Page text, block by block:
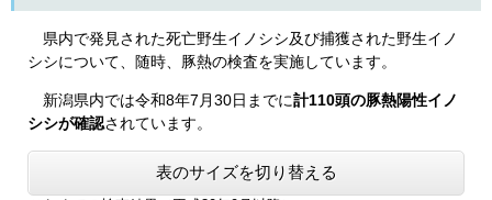
県内で発見された死亡野生イノシシ及び捕獲された野生イノ
シシについて、随時、豚熱の検査を実施しています。
新潟県内では令和8年7月30日までに計110頭の豚熱陽性イノ
シシが確認されています。
表のサイズを切り替える